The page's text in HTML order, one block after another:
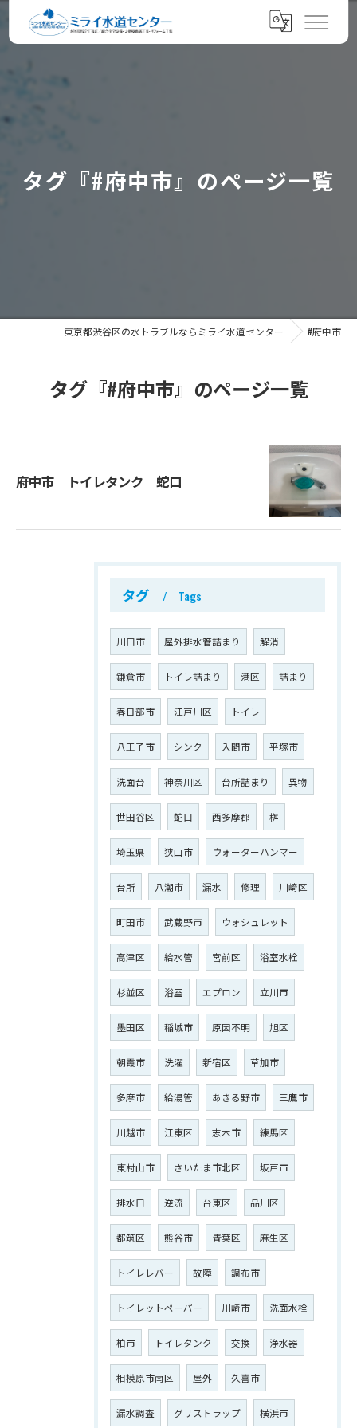
タグ『#府中市』のページ一覧
東京都渋谷区の水トラブルならミライ水道センター #府中市
タグ『#府中市』のページ一覧
府中市 トイレタンク 蛇口
タグ Tags
川口市 屋外排水管詰まり 解消
鎌倉市 トイレ詰まり 港区 詰まり
春日部市 江戸川区 トイレ
八王子市 シンク 入間市 平塚市
洗面台 神奈川区 台所詰まり 異物
世田谷区 蛇口 西多摩郡 桝
埼玉県 狭山市 ウォーターハンマー
台所 八潮市 漏水 修理 川崎区
町田市 武蔵野市 ウォシュレット
高津区 給水管 宮前区 浴室水栓
杉並区 浴室 エプロン 立川市
墨田区 稲城市 原因不明 旭区
朝霞市 洗濯 新宿区 草加市
多摩市 給湯管 あきる野市 三鷹市
川越市 江東区 志木市 練馬区
東村山市 さいたま市北区 坂戸市
排水口 逆流 台東区 品川区
都筑区 熊谷市 青葉区 麻生区
トイレレバー 故障 調布市
トイレットペーパー 川崎市 洗面水栓
柏市 トイレタンク 交換 浄水器
相模原市南区 屋外 久喜市
漏水調査 グリストラップ 横浜市